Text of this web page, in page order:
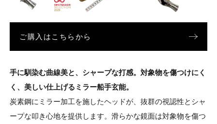
ご購入はこちらから
手に馴染む曲線美と、シャープな打感。対象物を傷つけにく
く、美しい仕上げるミラー船手玄能。
炭素鋼にミラー加工を施したヘッドが、抜群の視認性とシャ
ープな叩き心地を提供します。滑らかな鏡面は対象物を傷つ